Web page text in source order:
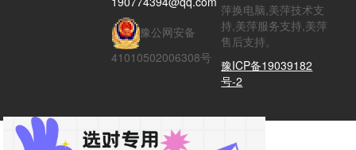
豫公网安备
41010502006308号
萍换电脑,美萍技术支
持,美萍服务支持,美萍
售后支持。
豫ICP备19039182
号-2